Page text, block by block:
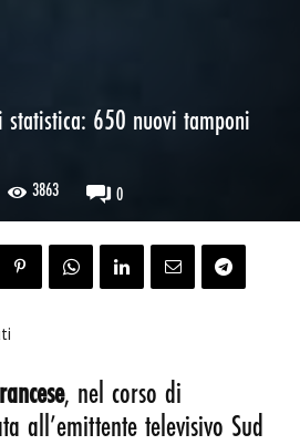
statistica: 650 nuovi tamponi
3863 0
, nel corso di
all’emittente televisivo Sud